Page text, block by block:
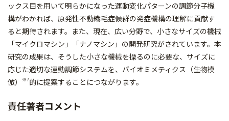
ックス目を用いて明らかになった運動変化パターンの調節分子機
構がわかれば、原発性不動繊毛症候群の発症機構の理解に貢献す
ると期待されます。また、現在、広い分野で、小さなサイズの機械
「マイクロマシン」「ナノマシン」の開発研究がされています。本
研究の成果は、そうした小さな機械を操るのに必要な、サイズに
応じた適切な運動調節システムを、バイオミメティクス（生物模
倣）
※7的に提案することにつながります。
責任著者コメント